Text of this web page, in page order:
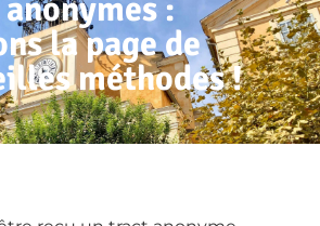
:
la page de
méthodes !